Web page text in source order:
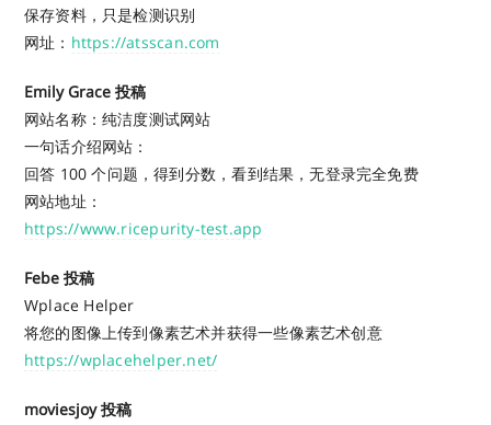
保存资料，只是检测识别
网址： https://atsscan.com
Emily Grace 投稿
网站名称：纯洁度测试网站
一句话介绍网站：
回答 100 个问题，得到分数，看到结果，无登录完全免费
网站地址：
https://www.ricepurity-test.app
Febe 投稿
Wplace Helper
将您的图像上传到像素艺术并获得一些像素艺术创意
https://wplacehelper.net/
moviesjoy 投稿